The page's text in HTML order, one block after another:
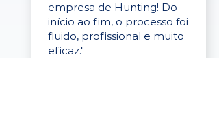
empresa de Hunting! Do
início ao fim, o processo foi
fluido, profissional e muito
eficaz."